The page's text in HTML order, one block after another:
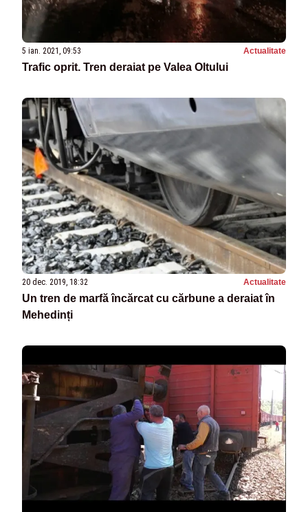
5 ian. 2021, 09:53 Actualitate
Trafic oprit. Tren deraiat pe Valea Oltului
20 dec. 2019, 18:32 Actualitate
Un tren de marfă încărcat cu cărbune a deraiat în
Mehedinți